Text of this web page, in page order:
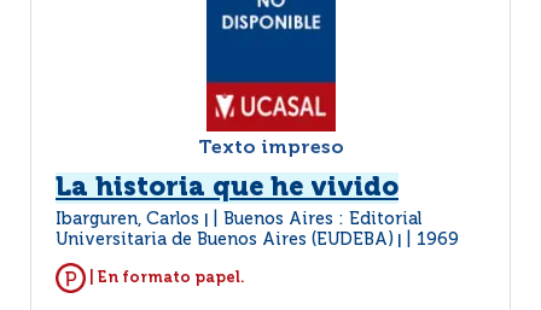
Texto impreso
La historia que he vivido
Ibarguren, Carlos
Buenos Aires : Editorial
Universitaria de Buenos Aires (EUDEBA)
1969
| En formato papel.